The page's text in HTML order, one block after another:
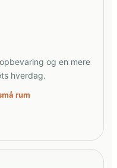
og en mere
hverdag.
rum